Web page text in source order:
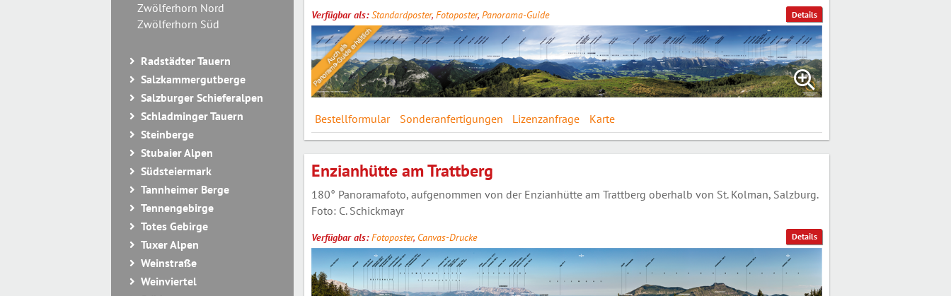
Zwölferhorn Nord
Zwölferhorn Süd
Radstädter Tauern
Salzkammergutberge
Salzburger Schieferalpen
Schladminger Tauern
Steinberge
Stubaier Alpen
Südsteiermark
Tannheimer Berge
Tennengebirge
Totes Gebirge
Tuxer Alpen
Weinstraße
Weinviertel
Details
Verfügbar als:Standardposter, Fotoposter, Panorama-Guide
Bestellformular Sonderanfertigungen Lizenzanfrage Karte
Details
Enzianhütte am Trattberg
180° Panoramafoto, aufgenommen von der Enzianhütte am Trattberg oberhalb von St. Kolman, Salzburg.
Foto: C. Schickmayr
Verfügbar als:Fotoposter, Canvas-Drucke